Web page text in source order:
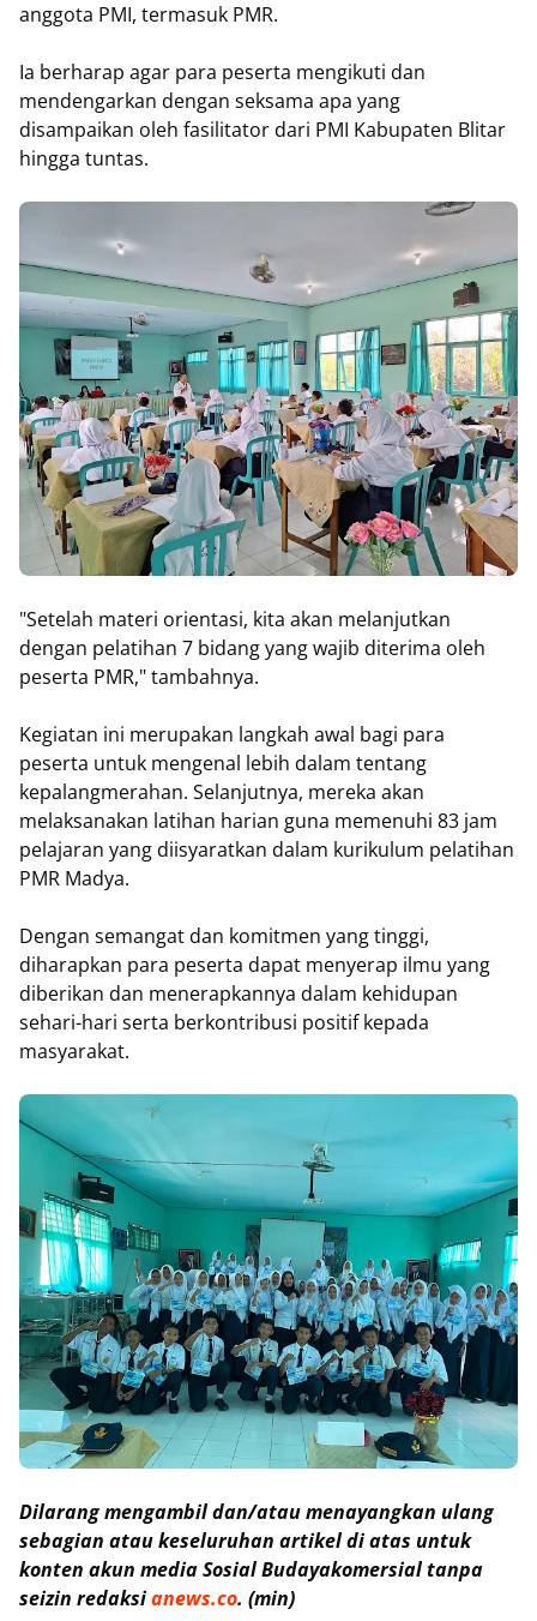
anggota PMI, termasuk PMR.
Ia berharap agar para peserta mengikuti dan
mendengarkan dengan seksama apa yang
disampaikan oleh fasilitator dari PMI Kabupaten Blitar
hingga tuntas.
"Setelah materi orientasi, kita akan melanjutkan
dengan pelatihan 7 bidang yang wajib diterima oleh
peserta PMR," tambahnya.
Kegiatan ini merupakan langkah awal bagi para
peserta untuk mengenal lebih dalam tentang
kepalangmerahan. Selanjutnya, mereka akan
melaksanakan latihan harian guna memenuhi 83 jam
pelajaran yang diisyaratkan dalam kurikulum pelatihan
PMR Madya.
Dengan semangat dan komitmen yang tinggi,
diharapkan para peserta dapat menyerap ilmu yang
diberikan dan menerapkannya dalam kehidupan
sehari-hari serta berkontribusi positif kepada
masyarakat.
Dilarang mengambil dan/atau menayangkan ulang
sebagian atau keseluruhan artikel di atas untuk
konten akun media Sosial Budayakomersial tanpa
seizin redaksianews.co. (min)